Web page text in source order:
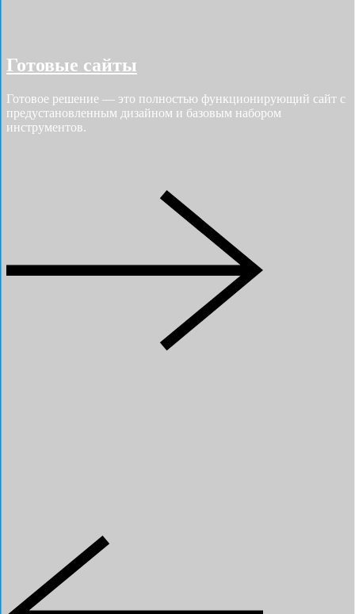
Готовые сайты
Готовое решение — это полностью функционирующий сайт с
предустановленным дизайном и базовым набором
инструментов.